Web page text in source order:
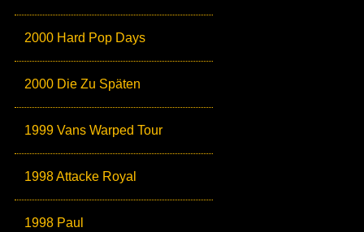
2000 Hard Pop Days
2000 Die Zu Späten
1999 Vans Warped Tour
1998 Attacke Royal
1998 Paul